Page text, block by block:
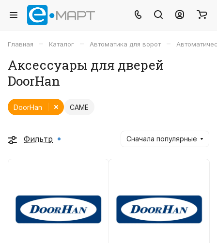
Главная – Каталог – Автоматика для ворот –
Аксессуары для дверей
DoorHan
DoorHan CAME
Фильтр Сначала популярные